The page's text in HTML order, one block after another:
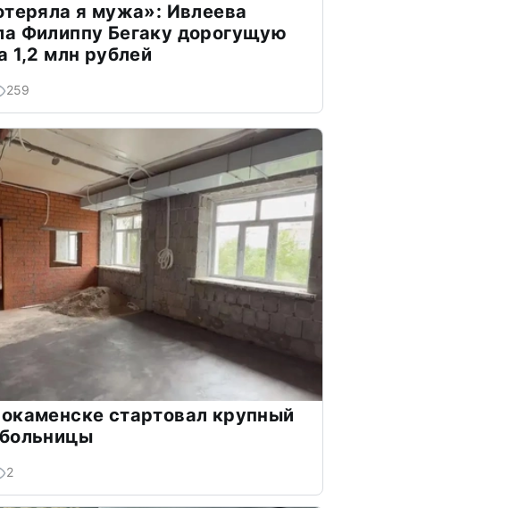
я мужа»: Ивлеева
Филиппу Бегаку дорогущую
1,2 млн рублей
259
стартовал крупный
2